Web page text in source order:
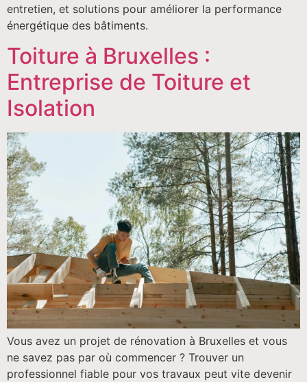
entretien, et solutions pour améliorer la performance
énergétique des bâtiments.
Toiture à Bruxelles :
Entreprise de Toiture et
Isolation
Vous avez un projet de rénovation à Bruxelles et vous
ne savez pas par où commencer ? Trouver un
professionnel fiable pour vos travaux peut vite devenir